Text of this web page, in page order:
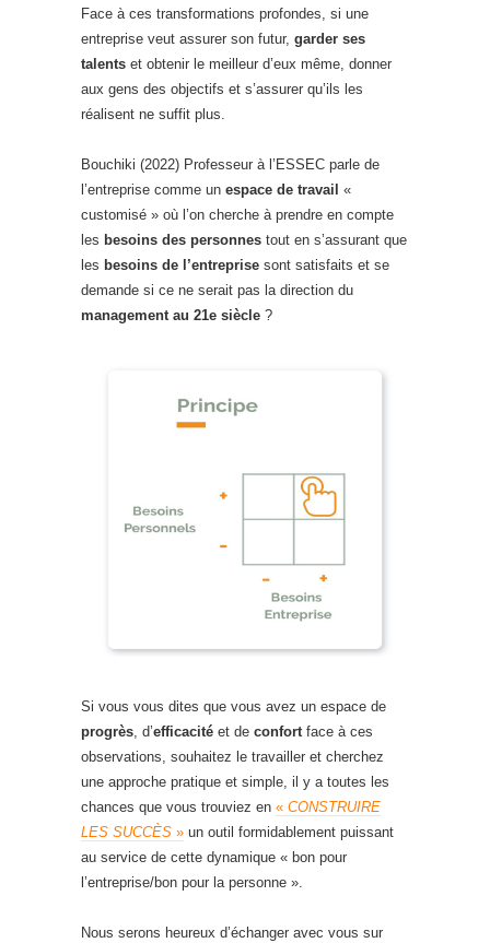
Face à ces transformations profondes, si une
entreprise veut assurer son futur, garder ses
talents et obtenir le meilleur d’eux même, donner
aux gens des objectifs et s’assurer qu’ils les
réalisent ne suffit plus.
Bouchiki (2022) Professeur à l’ESSEC parle de
l’entreprise comme un espace de travail «
customisé » où l’on cherche à prendre en compte
les besoins des personnes tout en s’assurant que
les besoins de l’entreprise sont satisfaits et se
demande si ce ne serait pas la direction du
management au 21e siècle ?
Si vous vous dites que vous avez un espace de
progrès , d’efficacité et de confort face à ces
observations, souhaitez le travailler et cherchez
une approche pratique et simple, il y a toutes les
chances que vous trouviez en « CONSTRUIRE
LES SUCCÈS » un outil formidablement puissant
au service de cette dynamique « bon pour
l’entreprise/bon pour la personne ».
Nous serons heureux d’échanger avec vous sur